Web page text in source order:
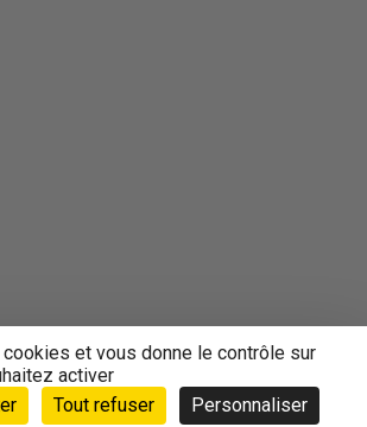
et vous donne le contrôle sur
activer
Tout refuser Personnaliser